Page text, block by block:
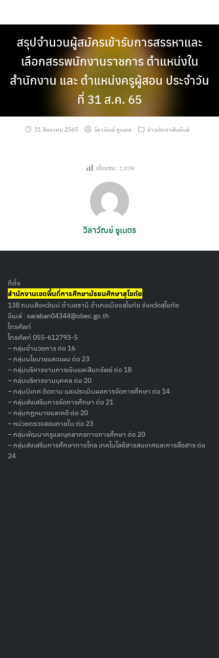
content
Search
for:
สรุปจำนวนผู้สมัครเข้ารับการสรรหาและ
เลือกสรรพนักงานราชการ ตำแหน่งใน
สำนักงาน และ ตำแหน่งครูผู้สอน ประจำวัน
ที่ 31 ส.ค. 65
31 สิงหาคม 2565 วิลาวัณย์ ชูเนตร ข่าวประชาสัมพันธ์
เยี่ยมชม : 1,839
วิลาวัณย์ ชูเนตร
ที่ตั้ง
สำนักงานเขตพื้นที่การศึกษามัธยมศึกษาสุโขทัย
138 ถนนสิงหวัฒน์ ตำบลธานี อำเภอเมืองสุโขทัย จังหวัดสุโขทัย
อีเมล์ : saraban04344@obec.go.th
โทรศัพท์
โทรศัพท์ 055-612793-5
– กลุ่มอำนวยการ ต่อ 16
– กลุ่มนโยบายและแผน ต่อ 23
– กลุ่มบริหารงานการเงินและสินทรัพย์ ต่อ 18
– กลุ่มบริหารงานบุคคล ต่อ 20
– กลุ่มนิเทศ ติดตาม และประเมินผลการจัดการศึกษา ต่อ 14
– กลุ่มส่งเสริมการจัดการศึกษา ต่อ 21
– กลุ่มกฏหมายและคดี ต่อ 20
– หน่วยตรวจสอบภายใน ต่อ 23
– กลุ่มพัฒนาครูและบุคลากรทางการศึกษา ต่อ 20
– กลุ่มส่งเสริมการศึกษาทางไกล เทคโนโลยีสารสนเทศและการสื่อสาร ต่อ
24